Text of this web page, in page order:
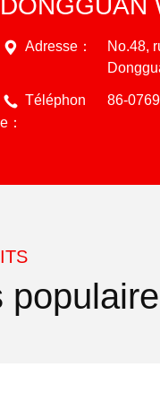
Adresse：
No.48,
Téléphon
e：
86-